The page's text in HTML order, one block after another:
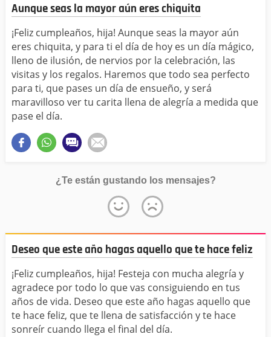
Aunque seas la mayor aún eres chiquita
¡Feliz cumpleaños, hija! Aunque seas la mayor aún
eres chiquita, y para ti el día de hoy es un día mágico,
lleno de ilusión, de nervios por la celebración, las
visitas y los regalos. Haremos que todo sea perfecto
para ti, que pases un día de ensueño, y será
maravilloso ver tu carita llena de alegría a medida que
pase el día.
¿Te están gustando los mensajes?
Deseo que este año hagas aquello que te hace feliz
¡Feliz cumpleaños, hija! Festeja con mucha alegría y
agradece por todo lo que vas consiguiendo en tus
años de vida. Deseo que este año hagas aquello que
te hace feliz, que te llena de satisfacción y te hace
sonreír cuando llega el final del día.